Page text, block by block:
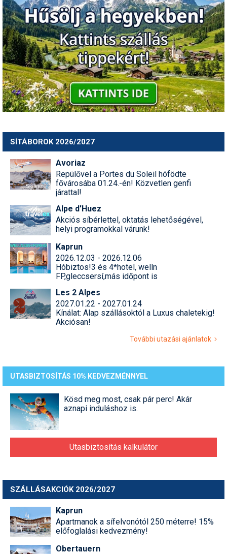
SÍTÁBOROK 2026/2027
Avoriaz
Repülővel a Portes du Soleil hófödte
fővárosába 01.24.-én! Közvetlen genfi
járattal!
Alpe d'Huez
Akciós síbérlettel, oktatás lehetőségével,
helyi programokkal várunk!
Kaprun
2026.12.03 - 2026.12.06
Hóbiztos!3 és 4*hotel, welln
FP,gleccsersí,más időpont is
Les 2 Alpes
2027.01.22 - 2027.01.24
Kínálat: Alap szállásoktól a Luxus chaletekig!
Akciósan!
További utazási ajánlatok
UTASBIZTOSÍTÁS 10% KEDVEZMÉNNYEL
Kösd meg most, csak pár perc! Akár
aznapi induláshoz is.
Utasbiztosítás kalkulátor
SZÁLLÁSAKCIÓK 2026/2027
Kaprun
Apartmanok a sífelvonótól 250 méterre! 15%
előfoglalási kedvezmény!
Obertauern